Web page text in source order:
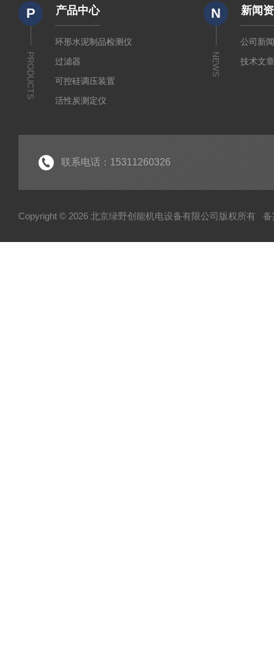
P
PRODUCTS
产品中心
环形水泥制品检测仪
过滤器
可控硅调压装置
活性炭测定仪
N
NEWS
新闻
公司新
技术文
联系电话：15311260326
Copyright © 2026 北京绿野创能机电设备有限公司版权所有 备